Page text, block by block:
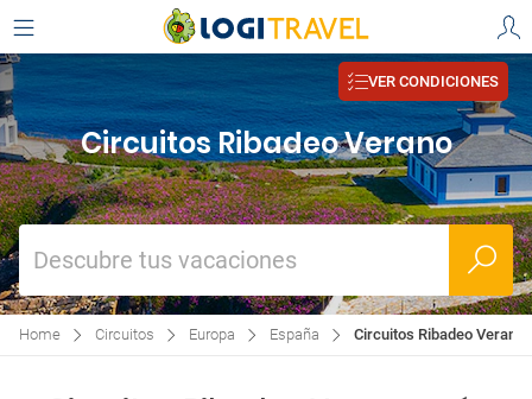
VER CONDICIONES
Circuitos Ribadeo Verano
Descubre tus vacaciones
Home Circuitos Europa España Circuitos Ribadeo Verano